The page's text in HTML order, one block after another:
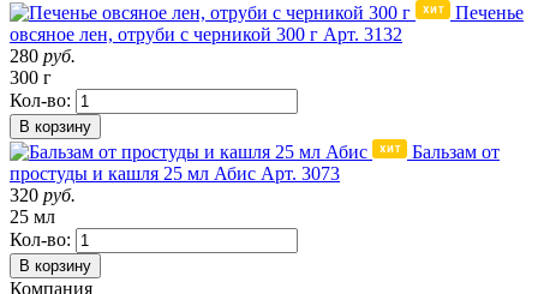
Печенье
овсяное лен, отруби с черникой 300 г Арт. 3132
280 руб.
300 г
Кол-во:
В корзину
Бальзам от
простуды и кашля 25 мл Абис Арт. 3073
320 руб.
25 мл
Кол-во:
В корзину
Компания